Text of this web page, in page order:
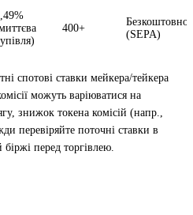
400+
Безкоштовно
(SEPA)
спотові ставки мейкера/тейкера
можуть варіюватися на
знижок токена комісій (напр.,
перевіряйте поточні ставки в
перед торгівлею.